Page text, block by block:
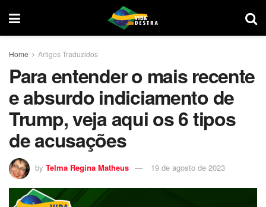
Home Artigos Traduzidos
Para entender o mais recente
e absurdo indiciamento de
Trump, veja aqui os 6 tipos
de acusações
by Telma Regina Matheus 19 de agosto de 2023